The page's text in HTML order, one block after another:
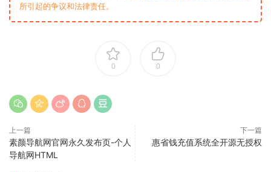
所引起的争议和法律责任。
0 0
上一篇
素颜导航网官网永久发布页-个人
导航网HTML
下一篇
惠省钱充值系统全开源无授权